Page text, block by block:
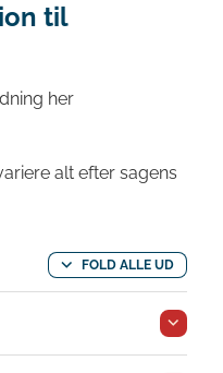
til
her
alt efter sagens
FOLD ALLE UD